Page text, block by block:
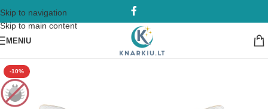
Skip to navigation
Skip to main content
MENIU
-10%